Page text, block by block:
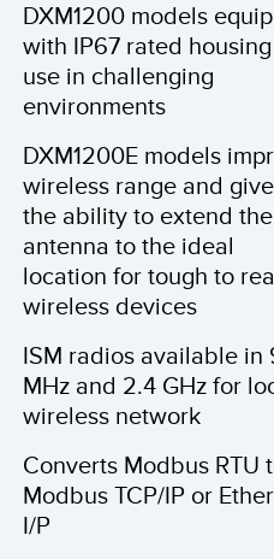
DXM1200 models
with IP67 rated
use in challenging
environments
DXM1200E models
wireless range and
the ability to extend the
antenna to the ideal
location for tough to
wireless devices
ISM radios available in
MHz and 2.4 GHz for
wireless network
Converts Modbus RTU
Modbus TCP/IP or
I/P